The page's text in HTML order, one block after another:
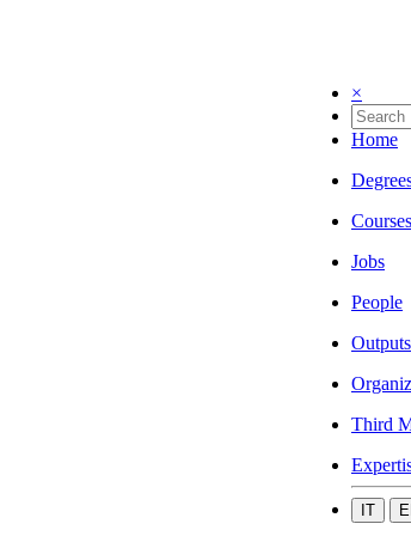
×
Home
Courses
Jobs
People
Outputs
Third
IT